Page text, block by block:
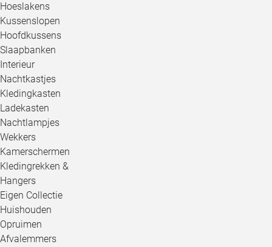
Hoeslakens
Kussenslopen
Hoofdkussens
Slaapbanken
Interieur
Nachtkastjes
Kledingkasten
Ladekasten
Nachtlampjes
Wekkers
Kamerschermen
Kledingrekken &
Hangers
Eigen Collectie
Huishouden
Opruimen
Afvalemmers